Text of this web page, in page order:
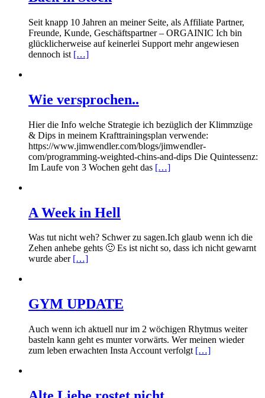
Seit knapp 10 Jahren an meiner Seite, als Affiliate Partner,
Freunde, Kunde, Geschäftspartner – ORGAINIC Ich bin
glücklicherweise auf keinerlei Support mehr angewiesen
dennoch ist […]
Wie versprochen..
Hier die Info welche Strategie ich bezüglich der Klimmzüge
& Dips in meinem Krafttrainingsplan verwende:
https://www.jimwendler.com/blogs/jimwendler-
com/programming-weighted-chins-and-dips Die Quintessenz:
Im Laufe von 3 Wochen geht das […]
A Week in Hell
Was tut nicht weh? Schwer zu sagen.Ich glaub wenn ich die
Zehen anhebe gehts 🙂 Es ist nicht so, dass ich nicht gewarnt
wurde aber […]
GYM UPDATE
Auch wenn ich aktuell nur im 2 wöchigen Rhytmus weiter
basteln kann geht es munter vorwärts. Wer meinen wieder
zum leben erwachten Insta Account verfolgt […]